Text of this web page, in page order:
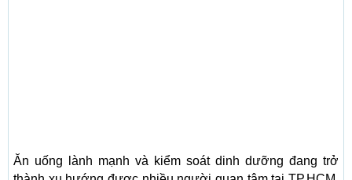
Ăn uống lành mạnh và kiểm soát dinh dưỡng đang trở